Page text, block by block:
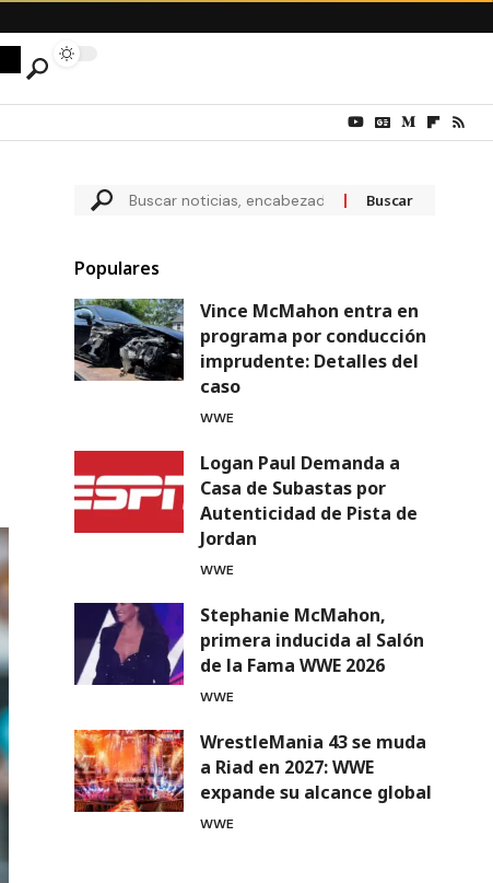
Populares
Vince McMahon entra en
programa por conducción
imprudente: Detalles del
caso
WWE
Logan Paul Demanda a
Casa de Subastas por
Autenticidad de Pista de
Jordan
WWE
Stephanie McMahon,
primera inducida al Salón
de la Fama WWE 2026
WWE
WrestleMania 43 se muda
a Riad en 2027: WWE
expande su alcance global
WWE